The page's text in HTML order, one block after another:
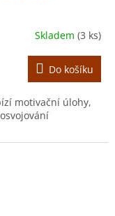
Skladem (3 ks)
Do košíku
motivační úlohy,